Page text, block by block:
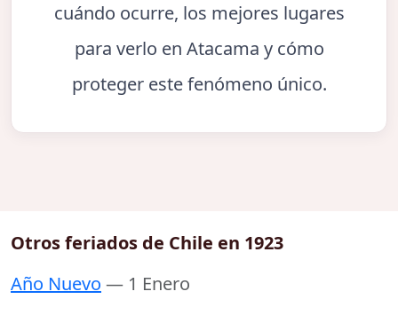
cuándo ocurre, los mejores lugares
para verlo en Atacama y cómo
proteger este fenómeno único.
Otros feriados de Chile en 1923
Año Nuevo — 1 Enero